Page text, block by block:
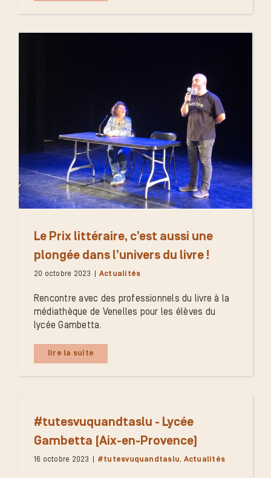
Le Prix littéraire, c’est aussi une
plongée dans l’univers du livre !
20 octobre 2023 Actualités
Rencontre avec des professionnels du livre à la
médiathèque de Venelles pour les élèves du
lycée Gambetta.
lire la suite
#tutesvuquandtaslu - Lycée
Gambetta (Aix-en-Provence)
16 octobre 2023 #tutesvuquandtaslu, Actualités